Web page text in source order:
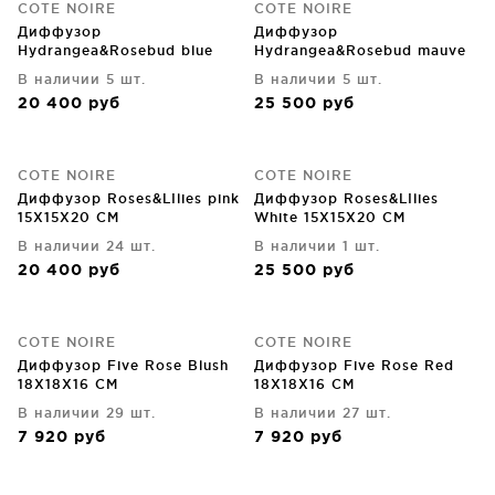
COTE NOIRE
Диффузор
Hydrangea&Rosebud blue
В наличии 5 шт.
20 400 руб
COTE NOIRE
Диффузор
Hydrangea&Rosebud mauve
В наличии 5 шт.
25 500 руб
COTE NOIRE
Диффузор Roses&LIlies pink
15X15X20 CM
В наличии 24 шт.
20 400 руб
COTE NOIRE
Диффузор Roses&LIlies
White 15X15X20 CM
В наличии 1 шт.
25 500 руб
COTE NOIRE
Диффузор Five Rose Blush
18X18X16 CM
В наличии 29 шт.
7 920 руб
COTE NOIRE
Диффузор Five Rose Red
18X18X16 CM
В наличии 27 шт.
7 920 руб